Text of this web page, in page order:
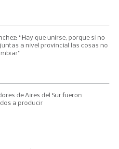
“Hay que unirse, porque si no
a nivel provincial las cosas no
de Aires del Sur fueron
a producir